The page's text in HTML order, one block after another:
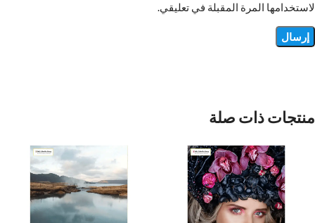
لاستخدامها المرة المقبلة في تعليقي.
منتجات ذات صلة